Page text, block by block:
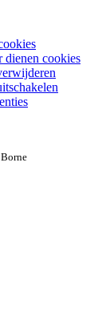
dienen cookies